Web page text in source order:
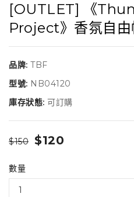
[OUTLET] 《
Project》香氛自由
品牌: TBF
型號: NB04120
庫存狀態: 可訂購
$150 $120
數量